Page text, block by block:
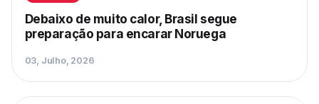
Debaixo de muito calor, Brasil segue
preparação para encarar Noruega
03, Julho, 2026